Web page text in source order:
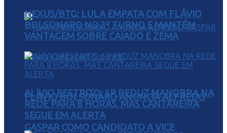
FLÁVIO BOLSONARO ANUNCIA ALFREDO
GASPAR COMO CANDIDATO A VICE
NEXUS/BTG: LULA EMPATA COM FLÁVIO
BOLSONARO NO 2º TURNO E MANTÉM
VANTAGEM SOBRE CAIADO E ZEMA
ALÍVIO RESTRITO: SP REDUZ MANOBRA NA
REDE PARA 8 HORAS, MAS CANTAREIRA
SEGUE EM ALERTA